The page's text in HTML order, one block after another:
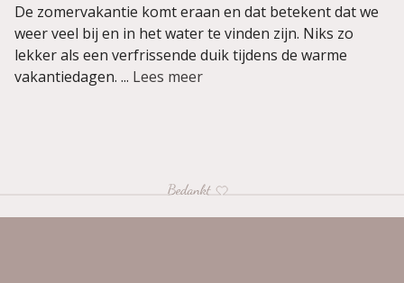
De zomervakantie komt eraan en dat betekent dat we
weer veel bij en in het water te vinden zijn. Niks zo
lekker als een verfrissende duik tijdens de warme
vakantiedagen. ... Lees meer